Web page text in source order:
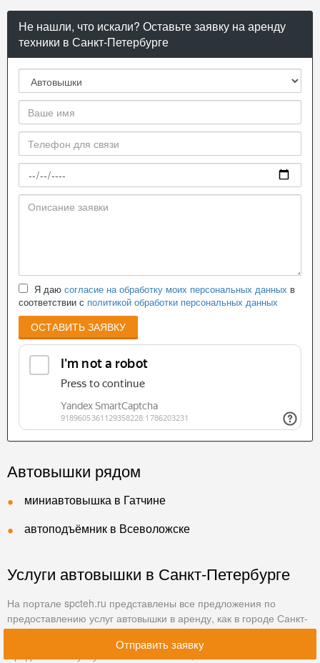
Не нашли, что искали? Оставьте заявку на аренду
техники в Санкт-Петербурге
Я даю согласие на обработку моих персональных данных в
соответствии с политикой обработки персональных данных
ОСТАВИТЬ ЗАЯВКУ
Автовышки рядом
миниавтовышка в Гатчине
автоподъёмник в Всеволожске
Услуги автовышки в Санкт-Петербурге
На портале spcteh.ru представлены все предложения по
предоставлению услуг автовышки в аренду, как в городе Санкт-
Петербурге так и в Ленинградской области.
Предоставляя услуги автовышек в СПб, наша компания
Отправить заявку